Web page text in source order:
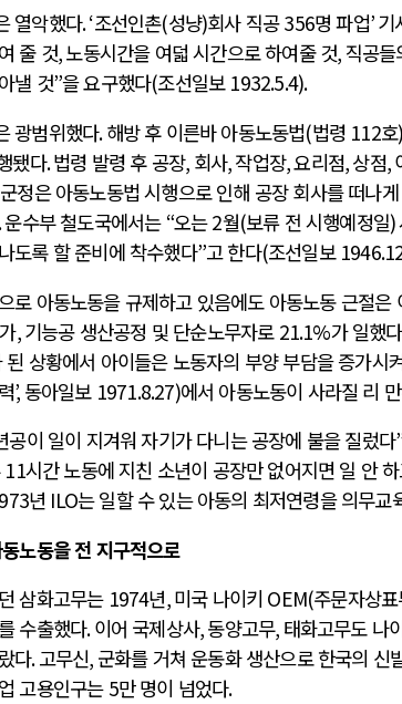
열악했다. ‘조선인촌(성냥)회사 직공356명 파업’기
줄 것,노동시간을 여덟 시간으로 하여줄 것, 직공
낼 것”을 요구했다(조선일보 1932.5.4).
광범위했다.해방 후 이른바 아동노동법(법령 112호
됐다.법령 발령 후 공장, 회사,작업장,요리점,상점,
정은 아동노동법 시행으로 인해 공장 회사를 떠나
운수부 철도국에서는 “오는2월(보류 전 시행예정일)
도록 할 준비에 착수했다”고 한다(조선일보
로 아동노동을 규제하고 있음에도 아동노동 근절은
가,기능공 생산공정 및 단순노무자로 21.1%가 일했다
된 상황에서 아이들은 노동자의 부양 부담을 증가시
’, 동아일보 1971.8.27)에서 아동노동이 사라질 리
공이 일이 지겨워 자기가 다니는 공장에 불을 질렀다
11시간 노동에 지친 소년이 공장만 없어지면 일 안
년 ILO는 일할 수 있는 아동의 최저연령을 의무교
노동을 전 지구적으로
삼화고무는 1974년,미국 나이키 OEM(주문자상
수출했다.이어 국제상사,동양고무, 태화고무도 나
다.고무신, 군화를 거쳐 운동화 생산으로 한국의 신
고용인구는5만 명이 넘었다.